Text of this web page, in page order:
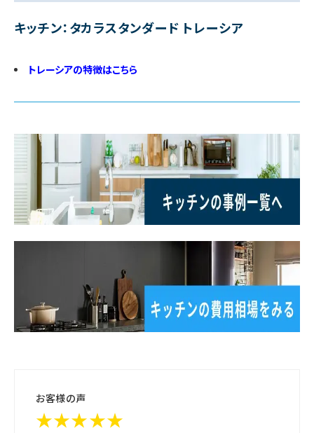
キッチン：タカラスタンダード トレーシア
トレーシアの特徴はこちら
お客様の声
★★★★★